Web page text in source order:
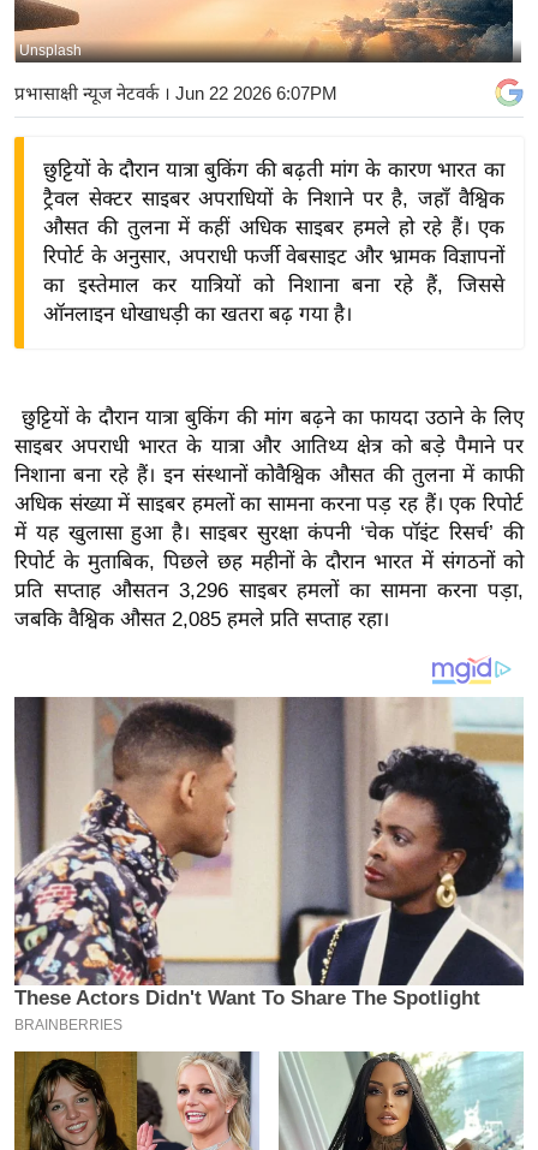
य
बि
ज़
ने
द्यो
शे
ष
ज्ञ
रा
य
ब
ज
ट
ल
P
L
2
0
2
6
क्रा
इ
म
Unsplash
प्रभासाक्षी न्यूज नेटवर्क। Jun 22 2026 6:07PM
छुट्टियों के दौरान यात्रा बुकिंग की बढ़ती मांग के कारण भारत का
ट्रैवल सेक्टर साइबर अपराधियों के निशाने पर है, जहाँ वैश्विक
औसत की तुलना में कहीं अधिक साइबर हमले हो रहे हैं। एक
रिपोर्ट के अनुसार, अपराधी फर्जी वेबसाइट और भ्रामक विज्ञापनों
का इस्तेमाल कर यात्रियों को निशाना बना रहे हैं, जिससे
ऑनलाइन धोखाधड़ी का खतरा बढ़ गया है।
छुट्टियों के दौरान यात्रा बुकिंग की मांग बढ़ने का फायदा उठाने के लिए
साइबर अपराधी भारत के यात्रा और आतिथ्य क्षेत्र को बड़े पैमाने पर
निशाना बना रहे हैं। इन संस्थानों कोवैश्विक औसत की तुलना में काफी
अधिक संख्या में साइबर हमलों का सामना करना पड़ रह हैं। एक रिपोर्ट
में यह खुलासा हुआ है। साइबर सुरक्षा कंपनी ‘चेक पॉइंट रिसर्च’ की
रिपोर्ट के मुताबिक, पिछले छह महीनों के दौरान भारत में संगठनों को
प्रति सप्ताह औसतन 3,296 साइबर हमलों का सामना करना पड़ा,
जबकि वैश्विक औसत 2,085 हमले प्रति सप्ताह रहा।